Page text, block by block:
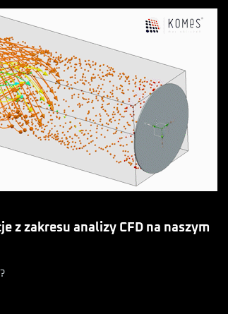
z zakresu analizy CFD na naszym